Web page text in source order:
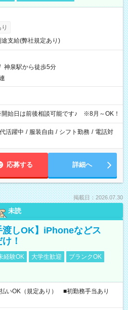
支給(弊社規定あり)
神泉駅から徒歩5分
始日は前後相談可能です♪ ※8月～OK！
活躍中 / 服装自由 / シフト勤務 / 電話対
応募する 詳細へ
掲載日：2026.07.30
未読
渡しOK】iPhoneなどス
！
経験OK 大学生歓迎
ブランクOK
いOK（規定あり） ■初勤務手当あり